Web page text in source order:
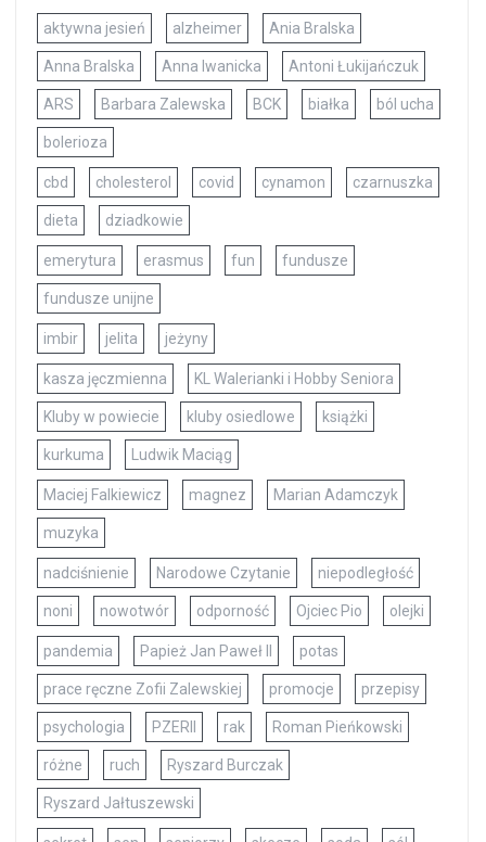
aktywna jesień alzheimer Ania Bralska
Anna Bralska Anna Iwanicka Antoni Łukijańczuk
ARS Barbara Zalewska BCK białka ból ucha
bolerioza
cbd cholesterol covid cynamon czarnuszka
dieta dziadkowie
emerytura erasmus fun fundusze
fundusze unijne
imbir jelita jeżyny
kasza jęczmienna KL Walerianki i Hobby Seniora
Kluby w powiecie kluby osiedlowe książki
kurkuma Ludwik Maciąg
Maciej Falkiewicz magnez Marian Adamczyk
muzyka
nadciśnienie Narodowe Czytanie niepodległość
noni nowotwór odporność Ojciec Pio olejki
pandemia Papież Jan Paweł II potas
prace ręczne Zofii Zalewskiej promocje przepisy
psychologia PZERII rak Roman Pieńkowski
różne ruch Ryszard Burczak
Ryszard Jałtuszewski